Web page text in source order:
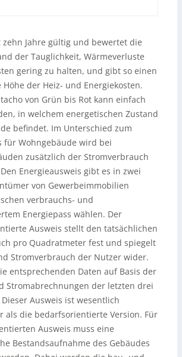
zehn Jahre gültig und bewertet die
der Tauglichkeit, Wärmeverluste
gering zu halten, und gibt so einen
der Heiz- und Energiekosten.
von Grün bis Rot kann einfach
in welchem energetischen Zustand
befindet. Im Unterschied zum
für Wohngebäude wird bei
zusätzlich der Stromverbrauch
Energieausweis gibt es in zwei
von Gewerbeimmobilien
verbrauchs- und
Energiepass wählen. Der
Ausweis stellt den tatsächlichen
pro Quadratmeter fest und spiegelt
Stromverbrauch der Nutzer wider.
entsprechenden Daten auf Basis der
Stromabrechnungen der letzten drei
Ausweis ist wesentlich
als die bedarfsorientierte Version. Für
Ausweis muss eine
Bestandsaufnahme des Gebäudes